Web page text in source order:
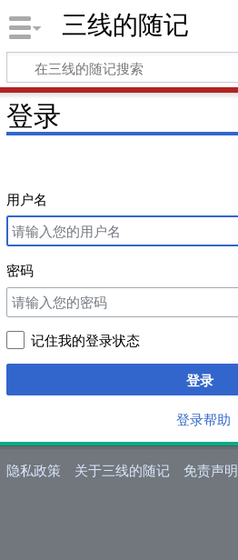
三线的随记
登录
用户名
密码
记住我的登录状态
登录
登录帮助
隐私政策 关于三线的随记 免责声明